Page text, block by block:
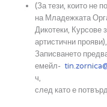
(За тези, които не
на Младежката
Дикотеки, Курсове
артистични прояви),
Записването
емейл-
ч,
след като е